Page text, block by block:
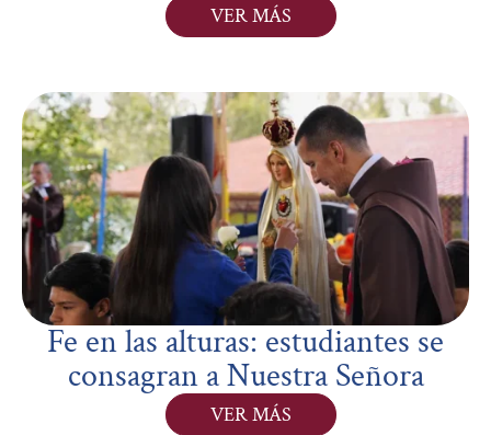
VER MÁS
Fe en las alturas: estudiantes se
consagran a Nuestra Señora
VER MÁS